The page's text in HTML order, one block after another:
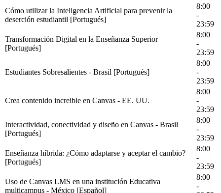
Cómo utilizar la Inteligencia Artificial para prevenir la
deserción estudiantil [Portugués]
8:00
-
23:59
Transformación Digital en la Enseñanza Superior
[Portugués]
8:00
-
23:59
Estudiantes Sobresalientes - Brasil [Portugués]
8:00
-
23:59
Crea contenido increible en Canvas - EE. UU.
8:00
-
23:59
Interactividad, conectividad y diseño en Canvas - Brasil
[Portugués]
8:00
-
23:59
Enseñanza híbrida: ¿Cómo adaptarse y aceptar el cambio?
[Portugués]
8:00
-
23:59
Uso de Canvas LMS en una institución Educativa
multicampus - México [Español]
8:00
-